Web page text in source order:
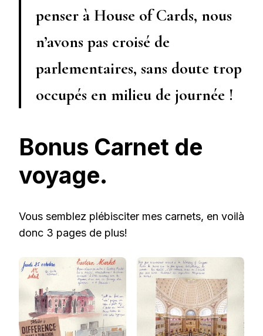
penser à House of Cards, nous
n’avons pas croisé de
parlementaires, sans doute trop
occupés en milieu de journée !
Bonus Carnet de
voyage.
Vous semblez plébisciter mes carnets, en voilà
donc 3 pages de plus!